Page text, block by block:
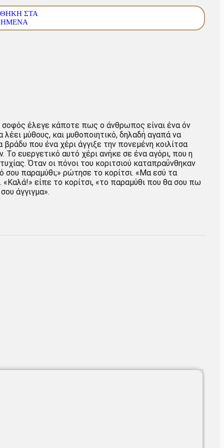
ΣΤΑ
έλεγε κάποτε πως ο άνθρωπος είναι ένα όν
μύθους, και μυθοποιητικό, δηλαδή αγαπά να
που ένα χέρι άγγιξε την πονεμένη κοιλίτσα
Το ευεργετικό αυτό χέρι ανήκε σε ένα αγόρι, που η
Όταν οι πόνοι του κοριτσιού καταπραΰνθηκαν
σου παραμύθι;» ρώτησε το κορίτσι. «Μα εσύ τα
είπε το κορίτσι, «το παραμύθι που θα σου πω
άγγιγμα».